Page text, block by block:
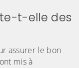
t-elle des
assurer le bon
mis à